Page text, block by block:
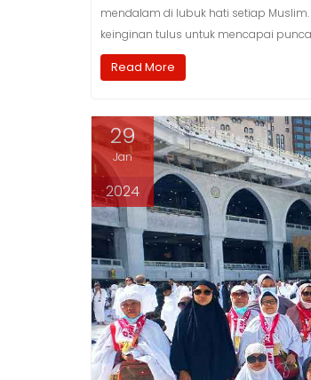
mendalam di lubuk hati setiap
keinginan tulus untuk mencapai
Read More
29
Jan
2024